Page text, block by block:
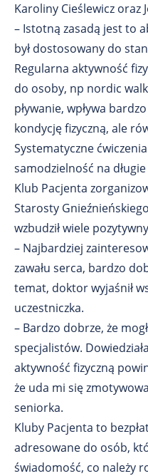
Karoliny Cieślewicz oraz
– Istotną zasadą jest to
był dostosowany do
Regularna aktywność
do osoby, np nordic
pływanie, wpływa
kondycję fizyczną, ale
Systematyczne
samodzielność na
Klub Pacjenta
Starosty
wzbudził wiele
– Najbardziej
zawału serca, bardzo
temat, doktor wyjaśnił
uczestniczka.
– Bardzo dobrze, że
specjalistów.
aktywność fizyczną
że uda mi się
seniorka.
Kluby Pacjenta to
adresowane do osób,
świadomość, co należy